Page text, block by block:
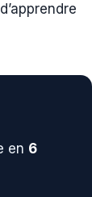
en 6